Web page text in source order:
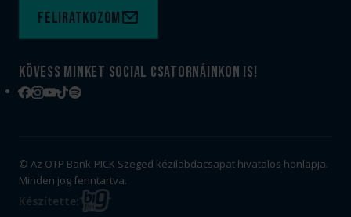
Adatvédelem
Felhasználási feltételek
Feliratkozom
Kövess minket social csatornáinkon is!
Facebook
Instagram
YouTube
TikTokSpotify
© Az OTP Bank-PICK Szeged kézilabdacsapat hivatalos honlapja.
Minden jog fenntartva.
Készítette: BIG